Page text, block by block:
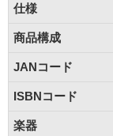
仕様
商品構成
JANコード
ISBNコード
楽器